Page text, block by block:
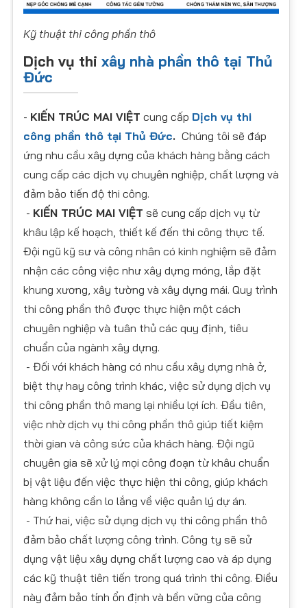
Kỹ thuật thi công phần thô
Dịch vụ thi xây nhà phần thô tại Thủ
Đức
- KIẾN TRÚC MAI VIỆT cung cấp Dịch vụ thi
công phần thô tại Thủ Đức. Chúng tôi sẽ đáp
ứng nhu cầu xây dựng của khách hàng bằng cách
cung cấp các dịch vụ chuyên nghiệp, chất lượng và
đảm bảo tiến độ thi công.
- KIẾN TRÚC MAI VIỆT sẽ cung cấp dịch vụ từ
khâu lập kế hoạch, thiết kế đến thi công thực tế.
Đội ngũ kỹ sư và công nhân có kinh nghiệm sẽ đảm
nhận các công việc như xây dựng móng, lắp đặt
khung xương, xây tường và xây dựng mái. Quy trình
thi công phần thô được thực hiện một cách
chuyên nghiệp và tuân thủ các quy định, tiêu
chuẩn của ngành xây dựng.
- Đối với khách hàng có nhu cầu xây dựng nhà ở,
biệt thự hay công trình khác, việc sử dụng dịch vụ
thi công phần thô mang lại nhiều lợi ích. Đầu tiên,
việc nhờ dịch vụ thi công phần thô giúp tiết kiệm
thời gian và công sức của khách hàng. Đội ngũ
chuyên gia sẽ xử lý mọi công đoạn từ khâu chuẩn
bị vật liệu đến việc thực hiện thi công, giúp khách
hàng không cần lo lắng về việc quản lý dự án.
- Thứ hai, việc sử dụng dịch vụ thi công phần thô
đảm bảo chất lượng công trình. Công ty sẽ sử
dụng vật liệu xây dựng chất lượng cao và áp dụng
các kỹ thuật tiên tiến trong quá trình thi công. Điều
này đảm bảo tính ổn định và bền vững của công